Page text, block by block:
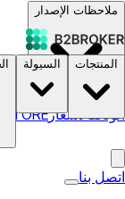
ملاحظات الإصدار
الوثائقالأسعار
المنتجات السيولة
اتصل بنا